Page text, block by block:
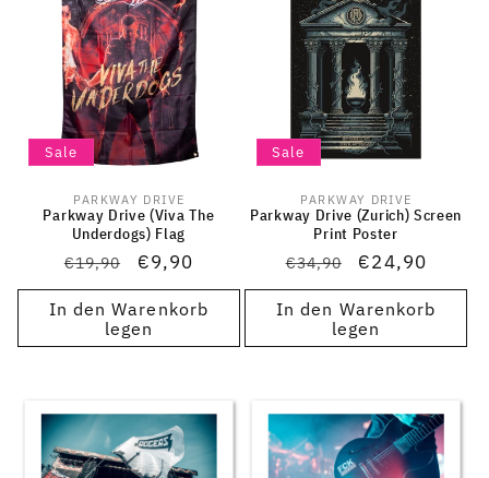
Sale
Anbieter:
PARKWAY DRIVE
Parkway Drive (Viva The
Underdogs) Flag
Normaler
Preis
€19,90 Verkaufspreis
€9,90
In den Warenkorb
legen
Sale
Anbieter:
PARKWAY DRIVE
Parkway Drive (Zurich) Screen
Print Poster
Normaler
Preis
€34,90 Verkaufspreis
€24,90
In den Warenkorb
legen